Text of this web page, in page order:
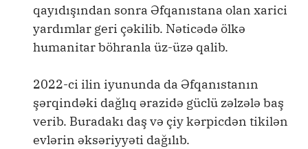
qayıdışından sonra Əfqanıstana olan xarici
yardımlar geri çəkilib. Nəticədə ölkə
humanitar böhranla üz-üzə qalib.
2022-ci ilin iyununda da Əfqanıstanın
şərqindəki dağlıq ərazidə güclü zəlzələ baş
verib. Buradakı daş və çiy kərpicdən tikilən
evlərin əksəriyyəti dağılıb.